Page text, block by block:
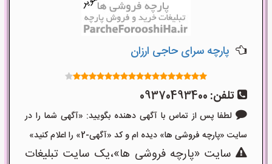
پارچه سرای حاجی ارزان
تلفن: 09370493400
لطفا پس از تماس با آگهی دهنده بگویید: «آگهی شما را در
سایت «پارچه فروشی ها» دیده ام و کد «آگهی-2» را اعلام کنید»
سایت «پارچه فروشی ها»،یک سایت تبلیغات